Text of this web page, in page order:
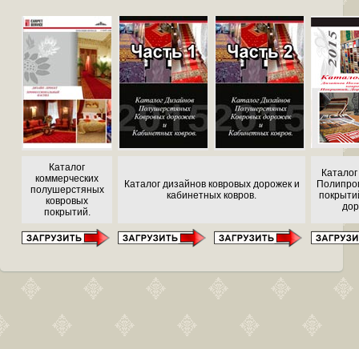
Каталог
коммерческих
полушерстяных
ковровых
покрытий.
Каталог дизайнов ковровых дорожек и
кабинетных ковров.